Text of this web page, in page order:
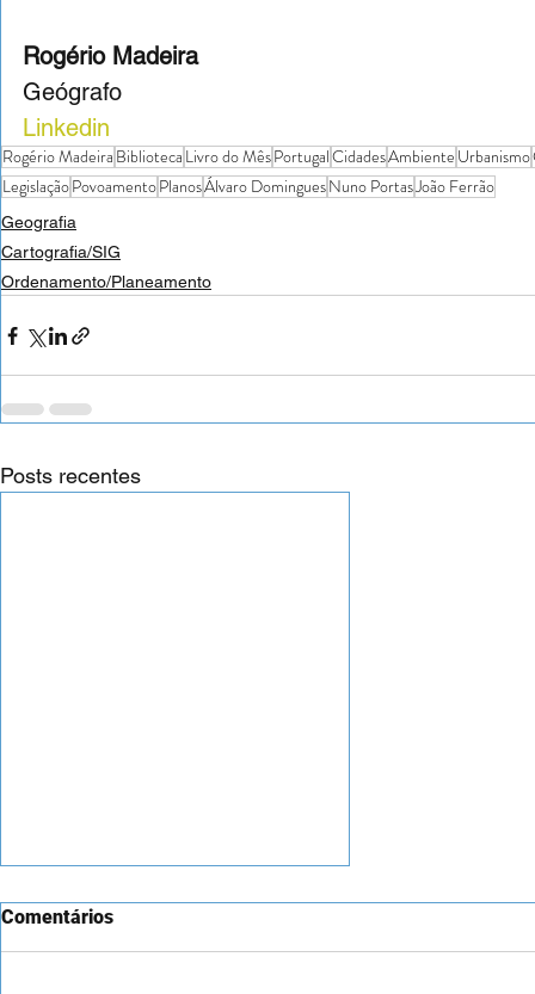
Rogério Madeira
Geógrafo
Linkedin
Rogério Madeira Biblioteca Livro do MêsPortugalCidadesAmbiente Urbanismo
LegislaçãoPovoamentoPlanosÁlvaro DominguesNuno PortasJoão Ferrão
Geografia
Cartografia/SIG
Ordenamento/Planeamento
Posts recentes
Comentários